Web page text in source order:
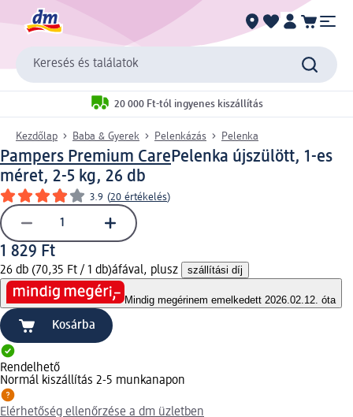
Keresés és találatok
20 000 Ft-tól ingyenes kiszállítás
Kezdőlap Baba & Gyerek Pelenkázás Pelenka
Pampers Premium CarePelenka újszülött, 1-es
méret, 2-5 kg, 26 db
3.9 (20 értékelés)
1 829 Ft
26 db (70,35 Ft / 1 db)áfával, plusz szállítási díj
Mindig megérinem emelkedett 2026.02.12. óta
Kosárba
Rendelhető
Normál kiszállítás 2-5 munkanapon
Elérhetőség ellenőrzése a dm üzletben